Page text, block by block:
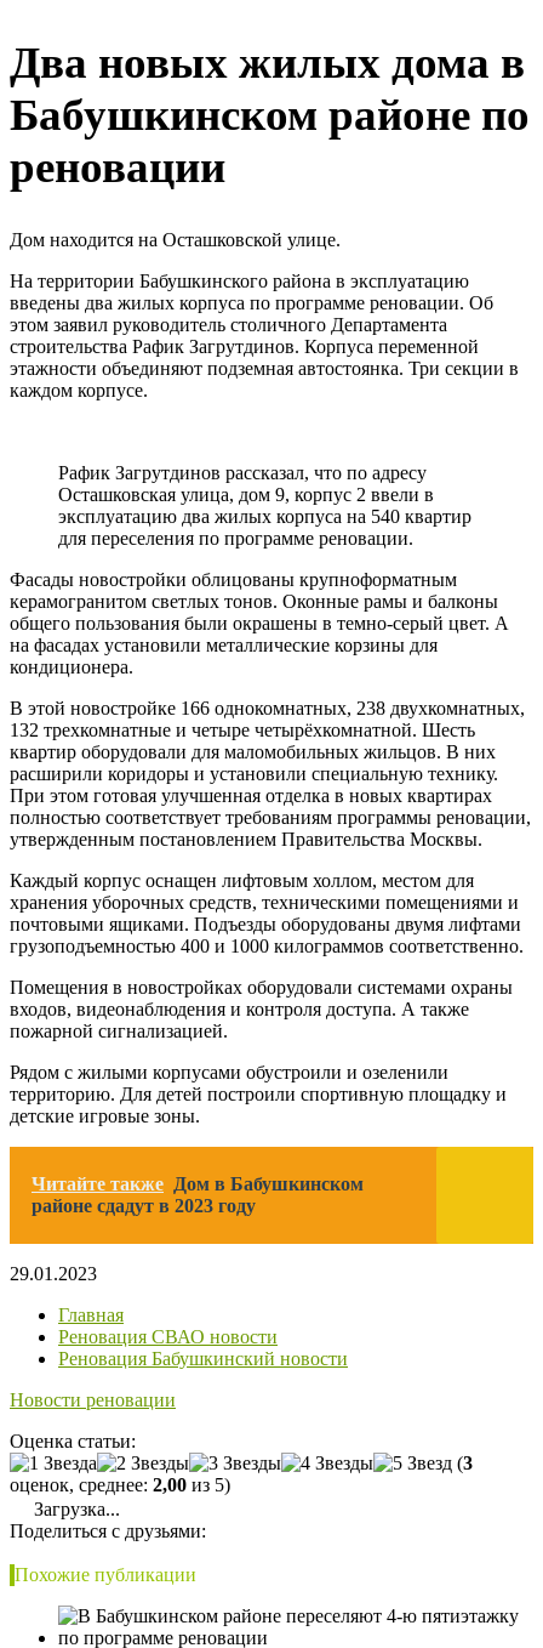
Два новых жилых дома в
Бабушкинском районе по
реновации
Дом находится на Осташковской улице.
На территории Бабушкинского района в эксплуатацию
введены два жилых корпуса по программе реновации. Об
этом заявил руководитель столичного Департамента
строительства Рафик Загрутдинов. Корпуса переменной
этажности объединяют подземная автостоянка. Три секции в
каждом корпусе.
Рафик Загрутдинов рассказал, что по адресу
Осташковская улица, дом 9, корпус 2 ввели в
эксплуатацию два жилых корпуса на 540 квартир
для переселения по программе реновации.
Фасады новостройки облицованы крупноформатным
керамогранитом светлых тонов. Оконные рамы и балконы
общего пользования были окрашены в темно-серый цвет. А
на фасадах установили металлические корзины для
кондиционера.
В этой новостройке 166 однокомнатных, 238 двухкомнатных,
132 трехкомнатные и четыре четырёхкомнатной. Шесть
квартир оборудовали для маломобильных жильцов. В них
расширили коридоры и установили специальную технику.
При этом готовая улучшенная отделка в новых квартирах
полностью соответствует требованиям программы реновации,
утвержденным постановлением Правительства Москвы.
Каждый корпус оснащен лифтовым холлом, местом для
хранения уборочных средств, техническими помещениями и
почтовыми ящиками. Подъезды оборудованы двумя лифтами
грузоподъемностью 400 и 1000 килограммов соответственно.
Помещения в новостройках оборудовали системами охраны
входов, видеонаблюдения и контроля доступа. А также
пожарной сигнализацией.
Рядом с жилыми корпусами обустроили и озеленили
территорию. Для детей построили спортивную площадку и
детские игровые зоны.
Читайте также Дом в Бабушкинском
районе сдадут в 2023 году
29.01.2023
Главная
Реновация СВАО новости
Реновация Бабушкинский новости
Новости реновации
Оценка статьи:
(3
оценок, среднее: 2,00 из 5)
Загрузка...
Поделиться с друзьями:
Похожие публикации